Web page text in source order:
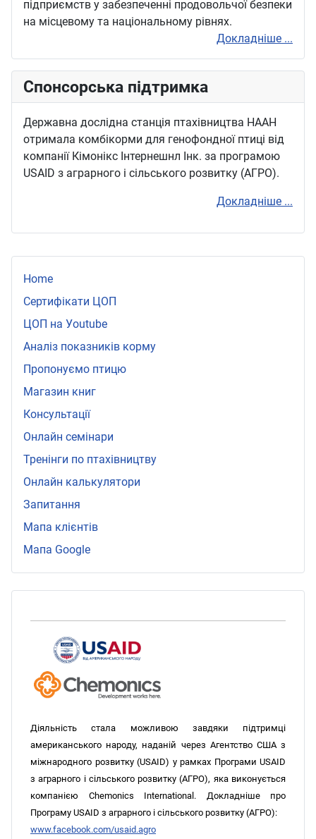
Home
Сертифікати ЦОП
ЦОП на Уoutube
Аналіз показників корму
Пропонуємо птицю
Магазин книг
Консультації
Онлайн семінари
Тренінги по птахівництву
Онлайн калькулятори
Запитання
Мапа клієнтів
Мапа Google
підприємств у забезпеченні продовольчої безпеки
на місцевому та національному рівнях.
Докладніше ...
Спонсорська підтримка
Державна дослідна станція птахівництва НААН
отримала комбікорми для генофондної птиці від
компанії Кімонікс Інтернешнл Інк. за програмою
USAID з аграрного і сільського розвитку (АГРО).
Докладніше ...
Діяльність стала можливою завдяки підтримці
американського народу, наданій через Агентство США з
міжнародного розвитку (USAID) у рамках Програми USAID
з аграрного і сільського розвитку (АГРО), яка виконується
компанією Chemonics International. Докладніше про
Програму USAID з аграрного і сільського розвитку (АГРО):
www.facebook.com/usaid.agro